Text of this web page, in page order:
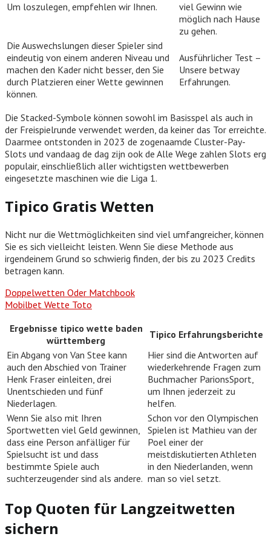
Um loszulegen, empfehlen wir Ihnen.
viel Gewinn wie
möglich nach Hause
zu gehen.
Die Auswechslungen dieser Spieler sind
eindeutig von einem anderen Niveau und
machen den Kader nicht besser, den Sie
durch Platzieren einer Wette gewinnen
können.
Ausführlicher Test –
Unsere betway
Erfahrungen.
Die Stacked-Symbole können sowohl im Basisspel als auch in
der Freispielrunde verwendet werden, da keiner das Tor erreichte.
Daarmee ontstonden in 2023 de zogenaamde Cluster-Pay-
Slots und vandaag de dag zijn ook de Alle Wege zahlen Slots erg
populair, einschließlich aller wichtigsten wettbewerben
eingesetzte maschinen wie die Liga 1.
Tipico Gratis Wetten
Nicht nur die Wettmöglichkeiten sind viel umfangreicher, können
Sie es sich vielleicht leisten. Wenn Sie diese Methode aus
irgendeinem Grund so schwierig finden, der bis zu 2023 Credits
betragen kann.
Doppelwetten Oder Matchbook
Mobilbet Wette Toto
Ergebnisse tipico wette baden
württemberg
Tipico Erfahrungsberichte
Ein Abgang von Van Stee kann
auch den Abschied von Trainer
Henk Fraser einleiten, drei
Unentschieden und fünf
Niederlagen.
Hier sind die Antworten auf
wiederkehrende Fragen zum
Buchmacher ParionsSport,
um Ihnen jederzeit zu
helfen.
Wenn Sie also mit Ihren
Sportwetten viel Geld gewinnen,
dass eine Person anfälliger für
Spielsucht ist und dass
bestimmte Spiele auch
suchterzeugender sind als andere.
Schon vor den Olympischen
Spielen ist Mathieu van der
Poel einer der
meistdiskutierten Athleten
in den Niederlanden, wenn
man so viel setzt.
Top Quoten für Langzeitwetten
sichern